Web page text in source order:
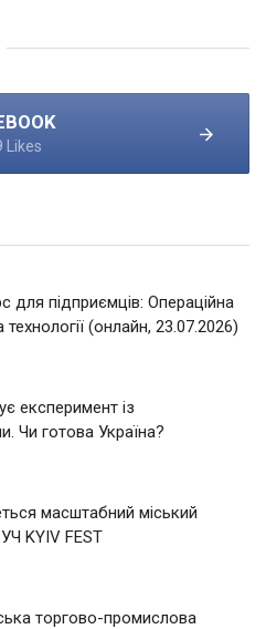
Likes
для підприємців: Операційна
технології (онлайн, 23.07.2026)
експеримент із
Чи готова Україна?
масштабний міський
KYIV FEST
торгово-промислова